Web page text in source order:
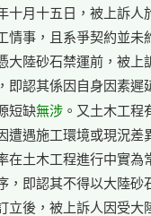
十月十五日，被上訴人
情事，且系爭契約並未
大陸砂石禁運前，被上
即認其係因自身因素遲
短缺無涉。又土木工程
遭遇施工環境或現況差
在土木工程進行中實為
，即認其不得以大陸砂
立後，被上訴人因受大